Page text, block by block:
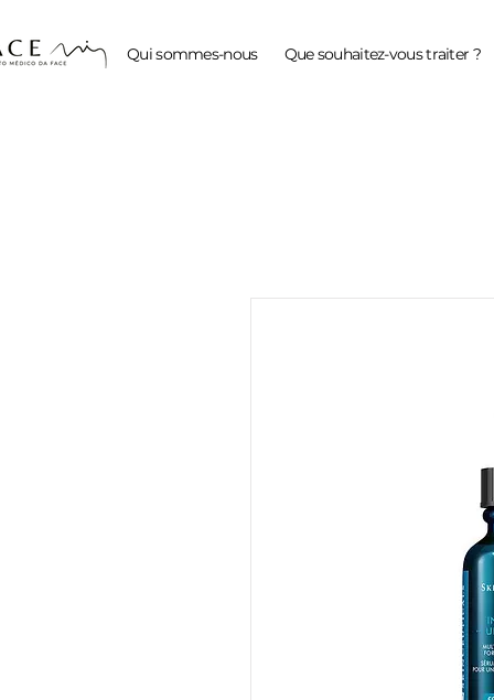
Qui sommes-nous Que souhaitez-vous traiter ?